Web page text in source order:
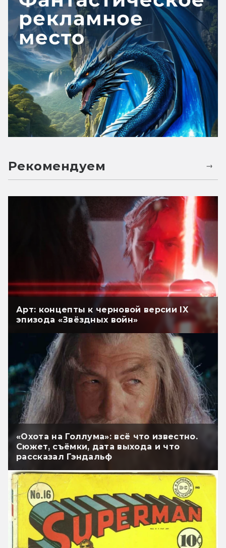
Рекомендуем
Арт: концепты к черновой версии IX
эпизода «Звёздных войн»
«Охота на Голлума»: всё что известно.
Сюжет, съёмки, дата выхода и что
рассказал Гэндальф